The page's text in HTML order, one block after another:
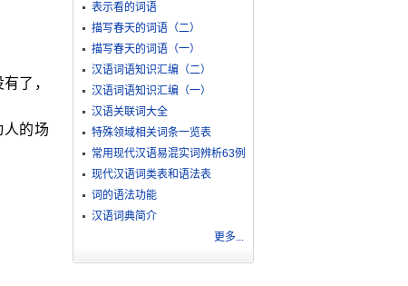
了，
人的场
表示看的词语
描写春天的词语（二）
描写春天的词语（一）
汉语词语知识汇编（二）
汉语词语知识汇编（一）
汉语关联词大全
特殊领域相关词条一览表
常用现代汉语易混实词辨析63例
现代汉语词类表和语法表
词的语法功能
汉语词典简介
更多...